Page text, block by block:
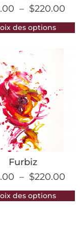
– $220.00
des options
Furbiz
– $220.00
des options